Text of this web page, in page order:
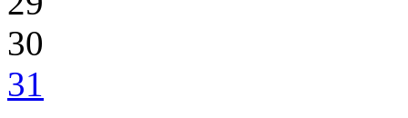
30
31